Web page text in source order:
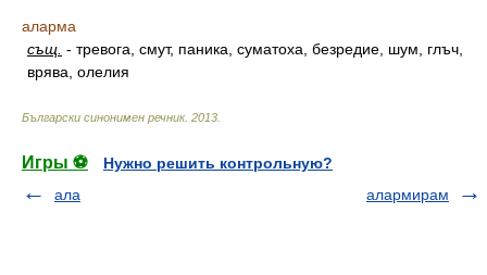
аларма
същ. - тревога, смут, паника, суматоха, безредие, шум, глъч,
врява, олелия
Български синонимен речник. 2013
Игры ⚽
Нужно решить контрольную?
ала
алармирам